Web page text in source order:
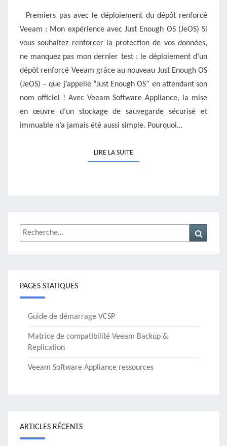
REPOSITORY
Premiers pas avec le déploiement du dépôt renforcé
Veeam : Mon expérience avec Just Enough OS (JeOS) Si
vous souhaitez renforcer la protection de vos données,
ne manquez pas mon dernier test : le déploiement d’un
dépôt renforcé Veeam grâce au nouveau Just Enough OS
(JeOS) – que j’appelle “Just Enough OS” en attendant son
nom officiel ! Avec Veeam Software Appliance, la mise
en œuvre d’un stockage de sauvegarde sécurisé et
immuable n’a jamais été aussi simple. Pourquoi…
LIRE LA SUITELIRE LA SUITE
Rechercher :
PAGES STATIQUES
Guide de démarrage VCSP
Matrice de compatibilité Veeam Backup &
Replication
Veeam Software Appliance ressources
ARTICLES RÉCENTS